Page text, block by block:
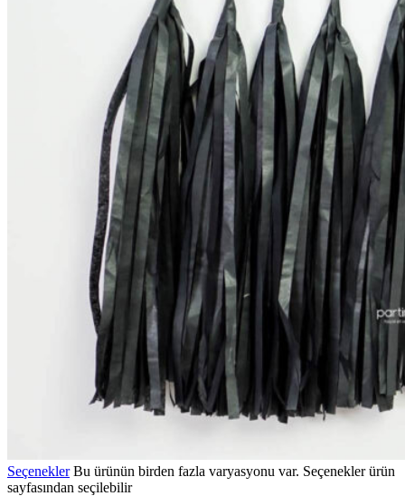
SeçeneklerBu ürünün birden fazla varyasyonu var. Seçenekler ürün
sayfasından seçilebilir